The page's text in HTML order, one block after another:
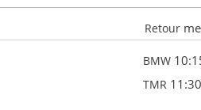
Retour
BMW
TMR 11:30